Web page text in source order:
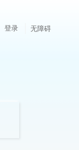
登录 无障碍